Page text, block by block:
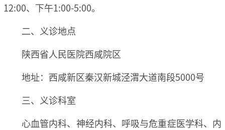
12:00、下午1:00-5:00。
二、
义诊地点
陕西省人民医院西咸院区
地址：西咸新区秦汉新城泾渭大道南段5000号
三、
义诊科室
心血管内科、神经内科、呼吸与危重症医学科、内